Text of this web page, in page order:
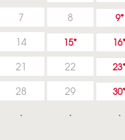
7 8 9
14 15 16
21 22 23
28 29 30